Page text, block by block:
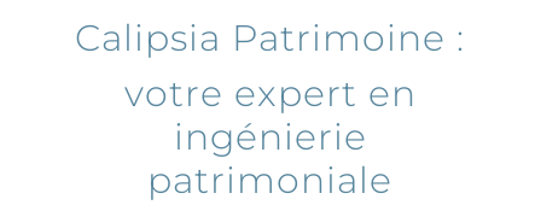
Calipsia Patrimoine :
votre expert en
ingénierie
patrimoniale